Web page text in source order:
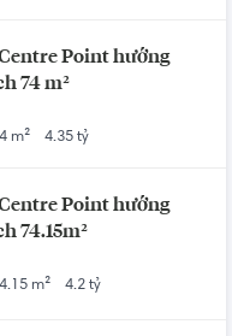
Point hướng
74 m²
m² 4.35 tỷ
Point hướng
74.15m²
m² 4.2 tỷ